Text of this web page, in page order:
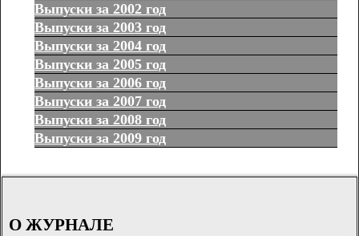
Выпуски за 2002 год
Выпуски за 2003 год
Выпуски за 2004 год
Выпуски за 2005 год
Выпуски за 2006 год
Выпуски за 2007 год
Выпуски за 2008 год
Выпуски за 2009 год
О ЖУРНАЛЕ